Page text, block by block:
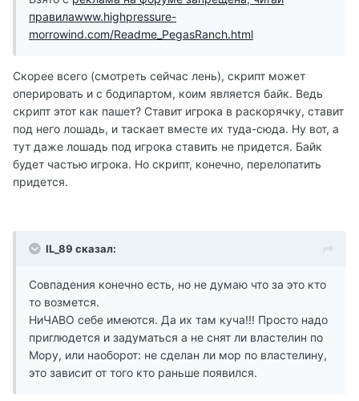
правилаwww.highpressure-
morrowind.com/Readme_PegasRanch.html
Скорее всего (смотреть сейчас лень), скрипт может
оперировать и с бодипартом, коим является байк. Ведь
скрипт этот как пашет? Ставит игрока в раскорячку, ставит
под него лошадь, и таскает вместе их туда-сюда. Ну вот, а
тут даже лошадь под игрока ставить не придется. Байк
будет частью игрока. Но скрипт, конечно, перелопатить
придется.
IL_89 сказал:
Совпадения конечно есть, но не думаю что за это кто
то возмется.
НиЧАВО себе имеются. Да их там куча!!! Просто надо
приглюдется и задуматься а не снят ли властелин по
Мору, или наоборот: не сделан ли мор по властелину,
это зависит от того кто раньше появился.